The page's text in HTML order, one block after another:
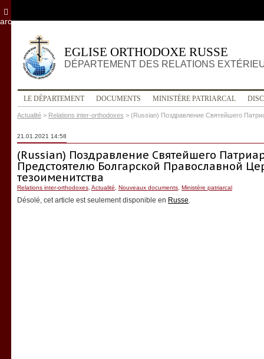
EGLISE ORTHODOXE RUSSE
DÉPARTEMENT DES RELATIONS
LE DÉPARTEMENT DOCUMENTS MINISTÈRE PATRIARCAL
Actualité > Relations inter-orthodoxes > (Russian) Поздравление Святейшего
21.01.2021 14:58
(Russian) Поздравление Святейшего
Предстоятелю Болгарской Православной
тезоименитства
Relations inter-orthodoxes Actualité Nouveaux documents Ministère patriarcal
Désolé, cet article est seulement disponible en Russe.
archives